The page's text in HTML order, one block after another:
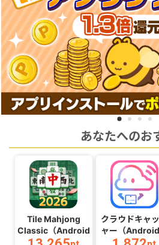
あなたへのお
Tile Mahjong
Classic（Android）
クラウドキャ
ャー（Android